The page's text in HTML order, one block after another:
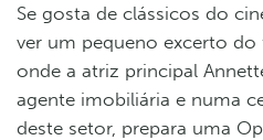
Se gosta de clássicos do
ver um pequeno excerto do
onde a atriz principal
agente imobiliária e numa
deste setor, prepara uma